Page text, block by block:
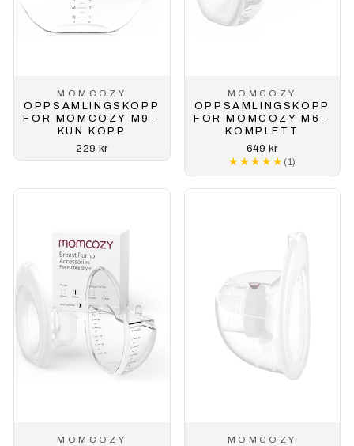
MOMCOZY
OPPSAMLINGSKOPP
FOR MOMCOZY M9 -
KUN KOPP
229 kr
MOMCOZY
OPPSAMLINGSKOPP
FOR MOMCOZY M6 -
KOMPLETT
649 kr
★★★★★
★★★★★ (1)
MOMCOZY MOMCOZY